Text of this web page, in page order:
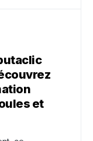
et